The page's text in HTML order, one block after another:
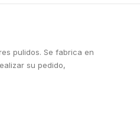
pulidos. Se fabrica en
su pedido,